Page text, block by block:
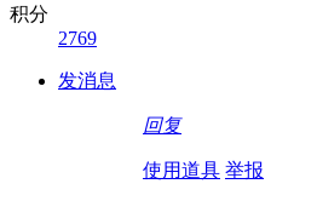
积分
2769
发消息
回复
使用道具 举报